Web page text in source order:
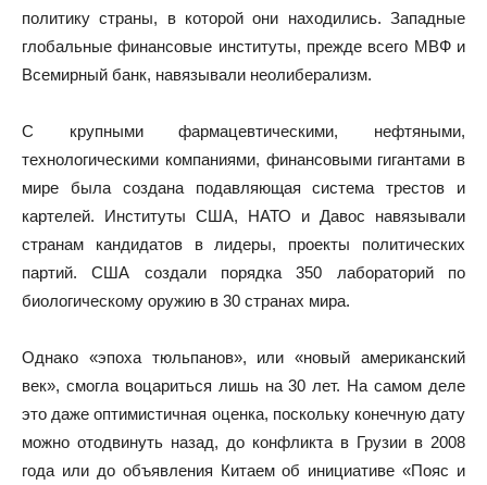
политику страны, в которой они находились. Западные
глобальные финансовые институты, прежде всего МВФ и
Всемирный банк, навязывали неолиберализм.
С крупными фармацевтическими, нефтяными,
технологическими компаниями, финансовыми гигантами в
мире была создана подавляющая система трестов и
картелей. Институты США, НАТО и Давос навязывали
странам кандидатов в лидеры, проекты политических
партий. США создали порядка 350 лабораторий по
биологическому оружию в 30 странах мира.
Однако «эпоха тюльпанов», или «новый американский
век», смогла воцариться лишь на 30 лет. На самом деле
это даже оптимистичная оценка, поскольку конечную дату
можно отодвинуть назад, до конфликта в Грузии в 2008
года или до объявления Китаем об инициативе «Пояс и